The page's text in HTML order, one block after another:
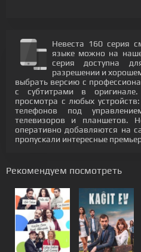
Невеста 160 серия
языке можно на
серия доступна
разрешении и
выбрать версию с
с субтитрами в
просмотра с любых
телефонов под
телевизоров и планшетов.
оперативно добавляются на
пропускали интересные
Рекомендуем посмотреть